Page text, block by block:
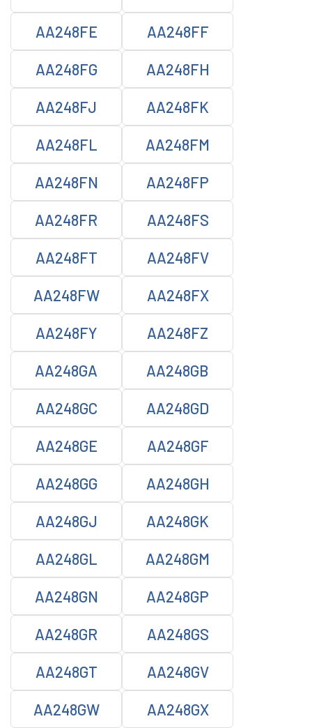
AA248FE AA248FF
AA248FG AA248FH
AA248FJ AA248FK
AA248FL AA248FM
AA248FN AA248FP
AA248FR AA248FS
AA248FT AA248FV
AA248FW AA248FX
AA248FY AA248FZ
AA248GA AA248GB
AA248GC AA248GD
AA248GE AA248GF
AA248GG AA248GH
AA248GJ AA248GK
AA248GL AA248GM
AA248GN AA248GP
AA248GR AA248GS
AA248GT AA248GV
AA248GW AA248GX